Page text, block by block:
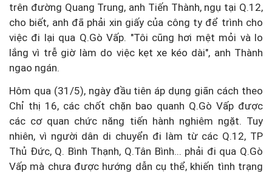
trên đường Quang Trung, anh Tiến Thành, ngụ tại Q.12,
cho biết, anh đã phải xin giấy của công ty để trình cho
việc đi lại qua Q.Gò Vấp. "Tôi cũng hơi mệt mỏi và lo
lắng vì trễ giờ làm do việc kẹt xe kéo dài", anh Thành
ngao ngán.
Hôm qua (31/5), ngày đầu tiên áp dụng giãn cách theo
Chỉ thị 16, các chốt chặn bao quanh Q.Gò Vấp được
các cơ quan chức năng tiến hành nghiêm ngặt. Tuy
nhiên, vì người dân di chuyển đi làm từ các Q.12, TP
Thủ Đức, Q. Bình Thạnh, Q.Tân Bình... phải đi qua Q.Gò
Vấp mà chưa được hướng dẫn cụ thể, khiến tình trạng